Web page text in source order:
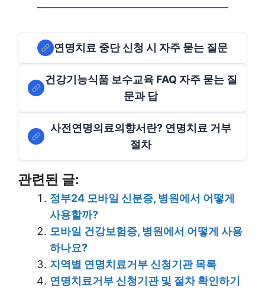
연명치료 중단 신청 시 자주 묻는 질문
건강기능식품 보수교육 FAQ 자주 묻는 질
문과 답
사전연명의료의향서란? 연명치료 거부
절차
관련된 글:
정부24 모바일 신분증, 병원에서 어떻게
사용할까?
모바일 건강보험증, 병원에서 어떻게 사용
하나요?
지역별 연명치료거부 신청기관 목록
연명치료거부 신청기관 및 절차 확인하기